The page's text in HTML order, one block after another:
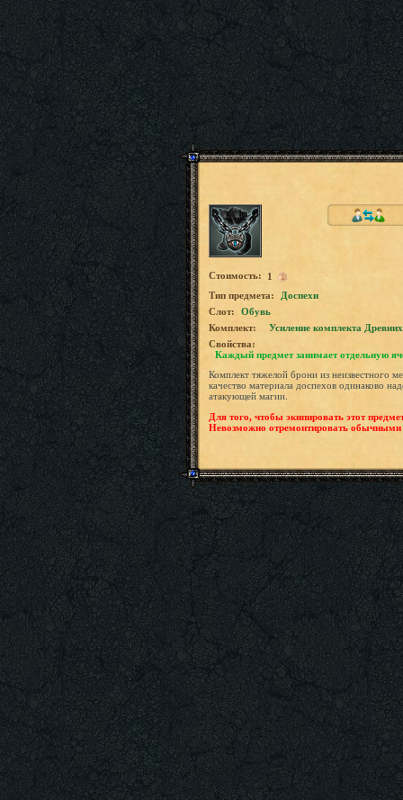
Стоимость:
1
Tип предмета:
Доспехи
Слот:
Обувь
Комплект:
Усиление комплекта Древних
Свойства:
Каждый предмет занимает отдельную
Комплект тяжелой брони из неизвестного
качество материала доспехов одинаково
атакующей магии.
Для того, чтобы экипировать этот
Невозможно отремонтировать обычными